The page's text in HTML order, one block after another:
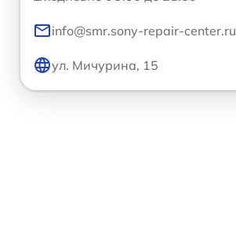
info@smr.sony-repair-center.ru
ул. Мичурина, 15